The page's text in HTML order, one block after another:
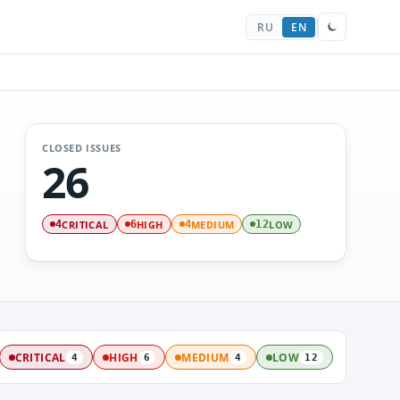
RU EN
CLOSED ISSUES
26
4CRITICAL 6HIGH 4MEDIUM 12LOW
CRITICAL 4 HIGH 6 MEDIUM 4 LOW 12